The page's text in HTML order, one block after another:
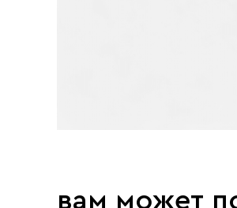
вам может